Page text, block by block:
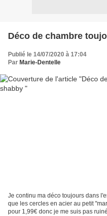
Déco de chambre
Publié le 14/07/2020 à 17:04
Par Marie-Dentelle
Je continu ma déco toujours dans
que les cercles en acier au petit
pour 1,99€ donc je me suis pas